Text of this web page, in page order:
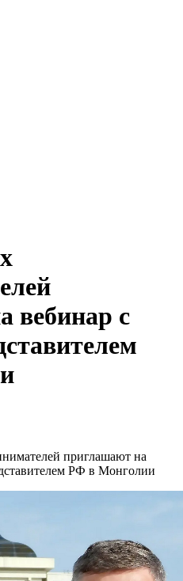
вебинар с
приглашают на
РФ в Монголии